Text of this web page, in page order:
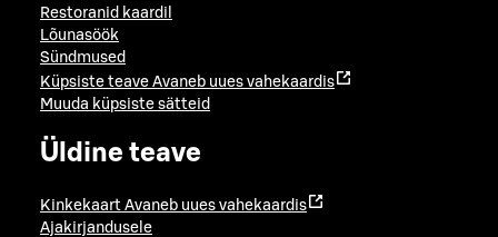
Restoranid kaardil
Lõunasöök
Sündmused
Küpsiste teave Avaneb uues vahekaardis
Muuda küpsiste sätteid
Üldine teave
Kinkekaart Avaneb uues vahekaardis
Ajakirjandusele